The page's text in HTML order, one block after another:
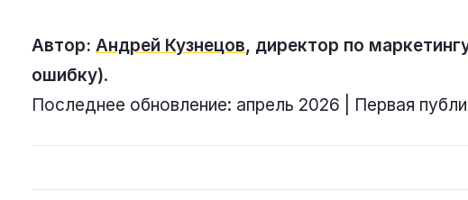
Автор: Андрей Кузнецов, директор по
ошибку).
Последнее обновление: апрель 2026 | Первая